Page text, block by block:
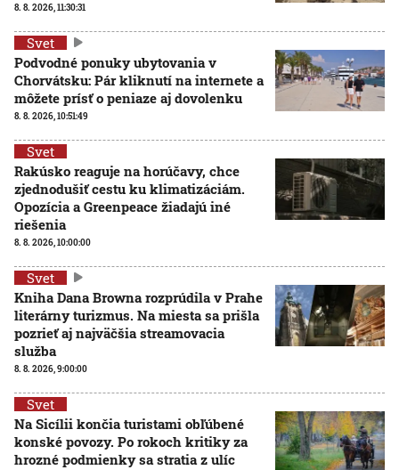
8. 8. 2026, 11:30:31
Svet
Podvodné ponuky ubytovania v
Chorvátsku: Pár kliknutí na internete a
môžete prísť o peniaze aj dovolenku
8. 8. 2026, 10:51:49
Svet
Rakúsko reaguje na horúčavy, chce
zjednodušiť cestu ku klimatizáciám.
Opozícia a Greenpeace žiadajú iné
riešenia
8. 8. 2026, 10:00:00
Svet
Kniha Dana Browna rozprúdila v Prahe
literárny turizmus. Na miesta sa prišla
pozrieť aj najväčšia streamovacia
služba
8. 8. 2026, 9:00:00
Svet
Na Sicílii končia turistami obľúbené
konské povozy. Po rokoch kritiky za
hrozné podmienky sa stratia z ulíc